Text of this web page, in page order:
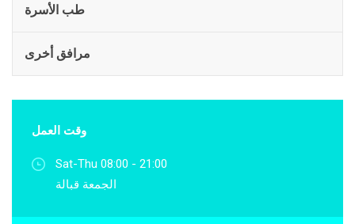
طب الأسرة
مرافق أخرى
وقت العمل
Sat-Thu 08:00 - 21:00
الجمعة قبالة